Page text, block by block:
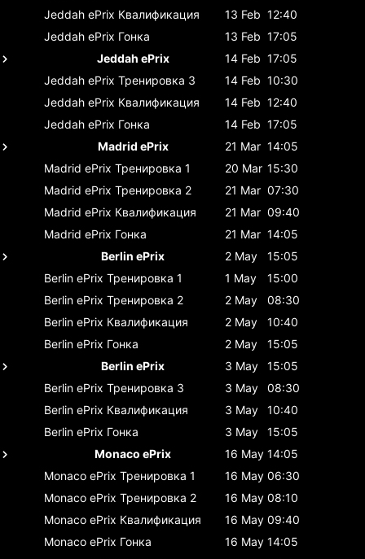
Jeddah ePrix Квалификация 13 Feb 12:40
Jeddah ePrix Гонка 13 Feb 17:05
Jeddah ePrix
14 Feb 17:05
Jeddah ePrix Тренировка 3 14 Feb 10:30
Jeddah ePrix Квалификация 14 Feb 12:40
Jeddah ePrix Гонка 14 Feb 17:05
Madrid ePrix
21 Mar 14:05
Madrid ePrix Тренировка 1 20 Mar 15:30
Madrid ePrix Тренировка 2 21 Mar 07:30
Madrid ePrix Квалификация 21 Mar 09:40
Madrid ePrix Гонка 21 Mar 14:05
Berlin ePrix
2 May
15:05
Berlin ePrix Тренировка 1 1 May
15:00
Berlin ePrix Тренировка 2 2 May
08:30
Berlin ePrix Квалификация 2 May
10:40
Berlin ePrix Гонка 2 May
15:05
Berlin ePrix
3 May
15:05
Berlin ePrix Тренировка 3 3 May
08:30
Berlin ePrix Квалификация 3 May
10:40
Berlin ePrix Гонка 3 May
15:05
Monaco ePrix
16 May 14:05
Monaco ePrix Тренировка 1 16 May 06:30
Monaco ePrix Тренировка 2 16 May 08:10
Monaco ePrix Квалификация 16 May 09:40
Monaco ePrix Гонка 16 May 14:05